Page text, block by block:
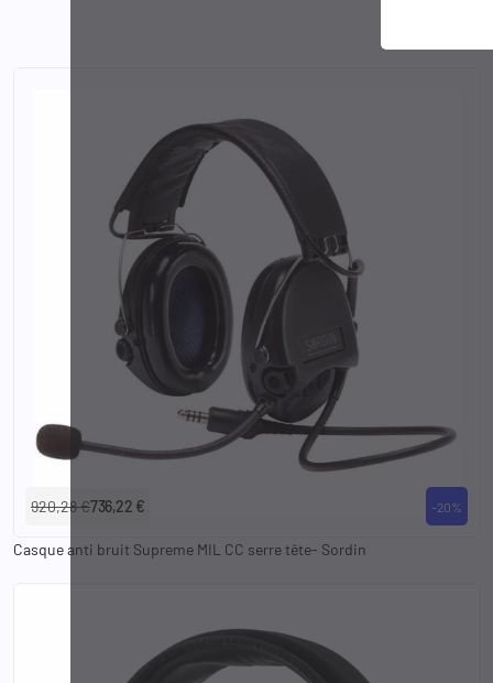
920,28 €736,22 € -20%
Casque anti bruit Supreme MIL CC serre tête- Sordin